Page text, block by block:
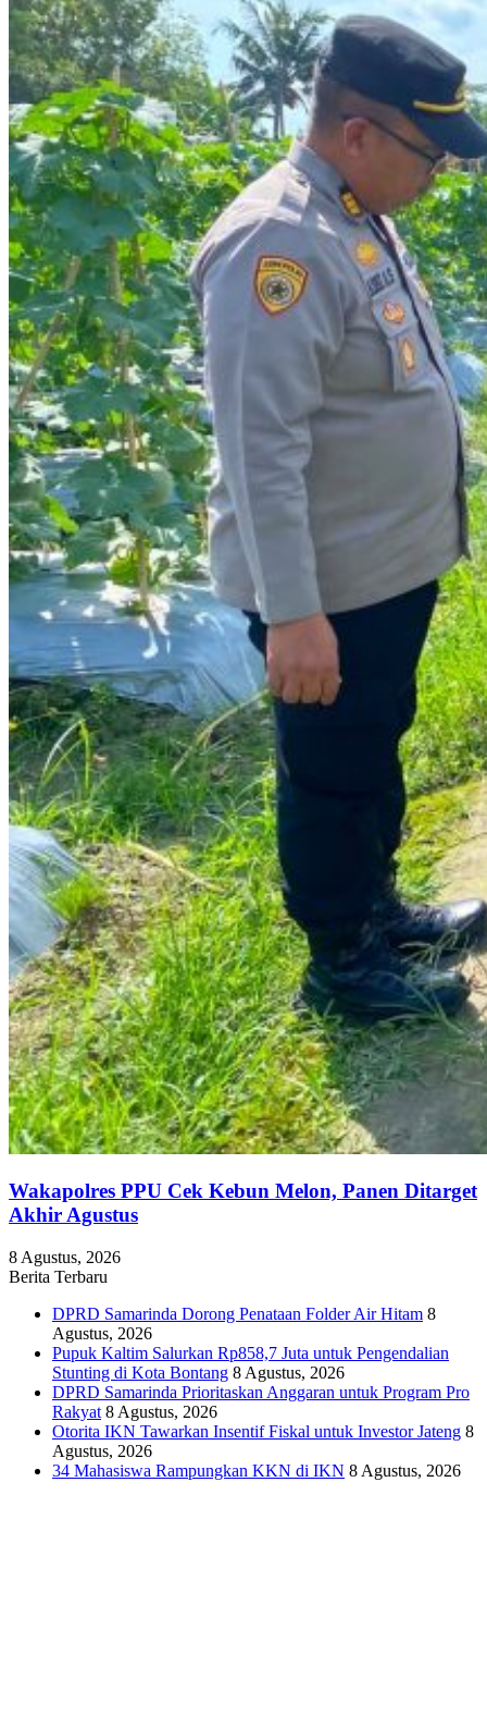
Wakapolres PPU Cek Kebun Melon, Panen Ditarget
Akhir Agustus
8 Agustus, 2026
Berita Terbaru
DPRD Samarinda Dorong Penataan Folder Air Hitam 8
Agustus, 2026
Pupuk Kaltim Salurkan Rp858,7 Juta untuk Pengendalian
Stunting di Kota Bontang 8 Agustus, 2026
DPRD Samarinda Prioritaskan Anggaran untuk Program Pro
Rakyat 8 Agustus, 2026
Otorita IKN Tawarkan Insentif Fiskal untuk Investor Jateng 8
Agustus, 2026
34 Mahasiswa Rampungkan KKN di IKN 8 Agustus, 2026